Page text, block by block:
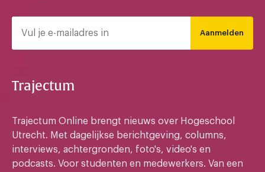
Aanmelden
Trajectum
Trajectum Online brengt nieuws over Hogeschool
Utrecht. Met dagelijkse berichtgeving, columns,
interviews, achtergronden, foto's, video's en
podcasts. Voor studenten en medewerkers. Van een